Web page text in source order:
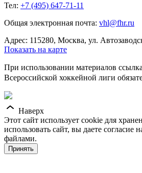
Тел: +7 (495) 647-71-11
Общая электронная почта: vhl@fhr.ru
Адрес: 115280, Москва, ул.
Показать на карте
При использовании материалов
Всероссийской хоккейной лиги
Наверх
Этот сайт использует cookie для
использовать сайт, вы даете согласие
файлами.
Принять